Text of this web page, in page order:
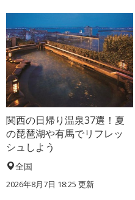
関西の日帰り温泉37選！夏
の琵琶湖や有馬でリフレッ
シュしよう
全国
2026年8月7日 18:25 更新